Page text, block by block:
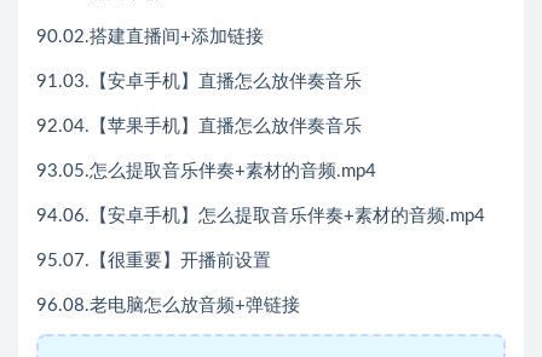
90.02.搭建直播间+添加链接
91.03.【安卓手机】直播怎么放伴奏音乐
92.04.【苹果手机】直播怎么放伴奏音乐
93.05.怎么提取音乐伴奏+素材的音频.mp4
94.06.【安卓手机】怎么提取音乐伴奏+素材的音频.mp4
95.07.【很重要】开播前设置
96.08.老电脑怎么放音频+弹链接